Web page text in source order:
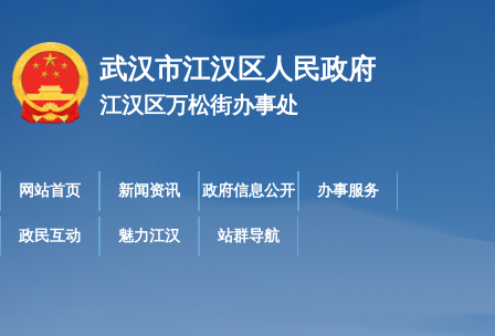
武汉市江汉区人民政府
江汉区万松街办事处
网站首页 新闻资讯 政府信息公开 办事服务
政民互动 魅力江汉 站群导航